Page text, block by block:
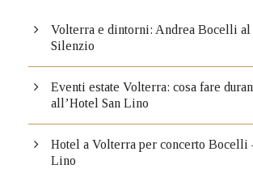
Volterra e dintorni: Andrea Bocelli al
Silenzio
Eventi estate Volterra: cosa fare
all’Hotel San Lino
Hotel a Volterra per concerto Bocelli
Lino